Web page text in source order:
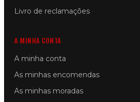
Livro de reclamações
A MINHA CONTA
A minha conta
As minhas encomendas
As minhas moradas